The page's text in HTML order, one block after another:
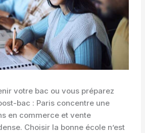
votre bac ou vous préparez
bac : Paris concentre une
en commerce et vente
Choisir la bonne école n’est